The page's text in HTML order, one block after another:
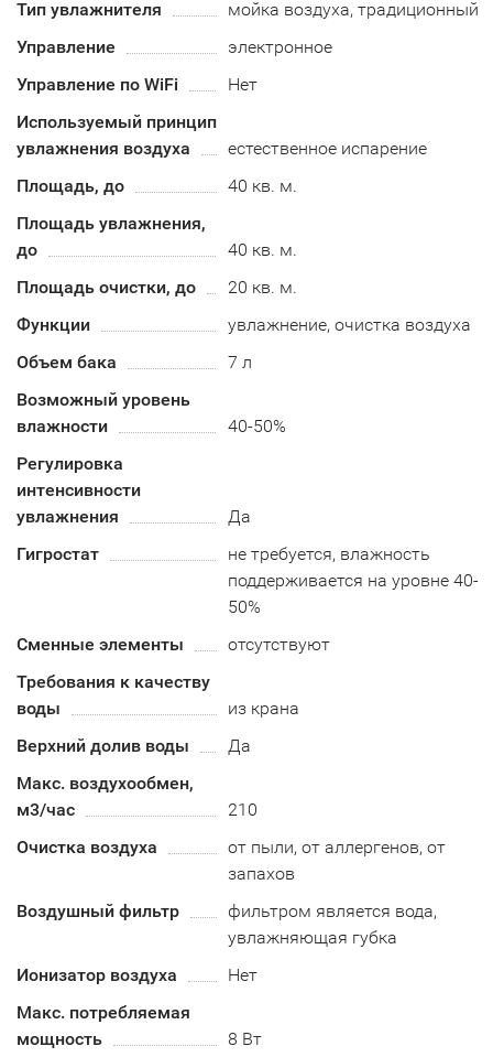
Тип увлажнителя
мойка воздуха, традиционный
Управление
электронное
Управление по WiFi
Нет
Используемый принцип
увлажнения воздуха
естественное испарение
Площадь, до
40 кв. м.
Площадь увлажнения,
до
40 кв. м.
Площадь очистки, до
20 кв. м.
Функции
увлажнение, очистка воздуха
Объем бака
7 л
Возможный уровень
влажности
40-50%
Регулировка
интенсивности
увлажнения
Да
Гигростат
не требуется, влажность
поддерживается на уровне 40-
50%
Сменные элементы
отсутствуют
Требования к качеству
воды
из крана
Верхний долив воды
Да
Макс. воздухообмен,
м3/час
210
Очистка воздуха
от пыли, от аллергенов, от
запахов
Воздушный фильтр
фильтром является вода,
увлажняющая губка
Ионизатор воздуха
Нет
Макс. потребляемая
мощность
8 Вт